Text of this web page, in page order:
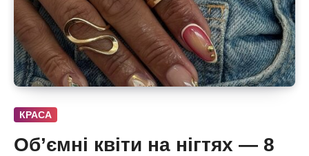
КРАСА
Об’ємні квіти на нігтях — 8